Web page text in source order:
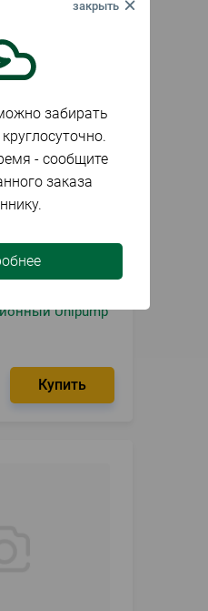
Артикул 081233
Unipump
забирать
- сообщите
заказа